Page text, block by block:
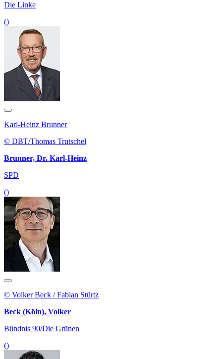
Die Linke
()
Karl-Heinz Brunner
© DBT/Thomas Trutschel
Brunner, Dr. Karl-Heinz
SPD
()
© Volker Beck / Fabian Stürtz
Beck (Köln), Volker
Bündnis 90/Die Grünen
()